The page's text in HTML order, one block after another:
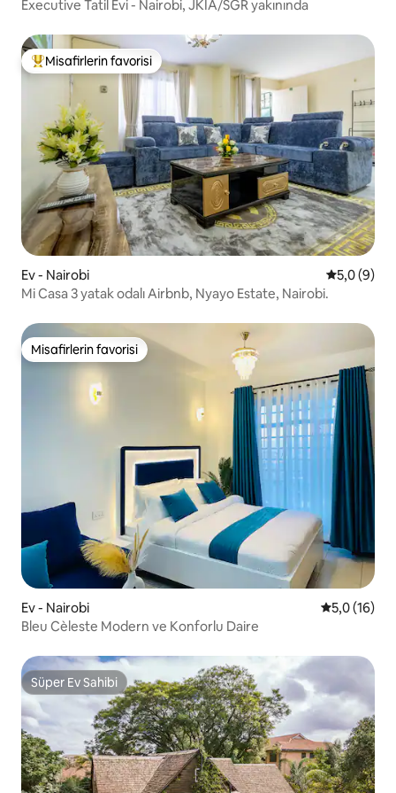
Executive Tatil Evi - Nairobi, JKIA/SGR yakınında
Misafirlerin favorilerinden en beğenilenler arasında
Misafirlerin favorisi
Ev - Nairobi 55,0 (9)
Mi Casa 3 yatak odalı Airbnb, Nyayo Estate, Nairobi.
Misafirlerin favorisi
Misafirlerin favorisi
Ev - Nairobi 55,0 (16)
Bleu Cèleste Modern ve Konforlu Daire
Süper Ev Sahibi
Süper Ev Sahibi